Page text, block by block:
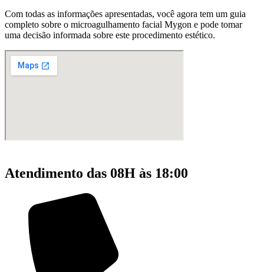
Com todas as informações apresentadas, você agora tem um guia
completo sobre o microagulhamento facial Mygon e pode tomar
uma decisão informada sobre este procedimento estético.
Atendimento das 08H às 18:00